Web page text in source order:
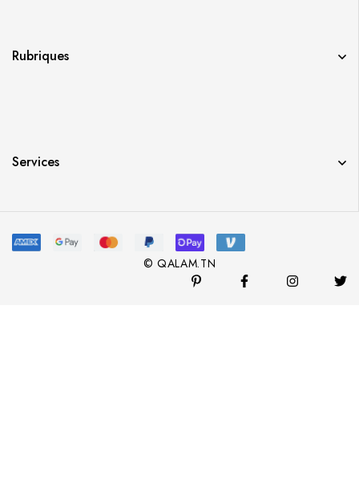
Rubriques
Services
© QALAM.TN